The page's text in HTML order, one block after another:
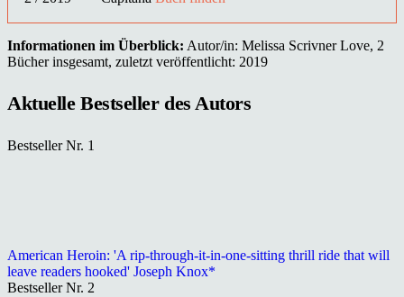
Informationen im Überblick: Autor/in: Melissa Scrivner Love, 2
Bücher insgesamt, zuletzt veröffentlicht: 2019
Aktuelle Bestseller des Autors
Bestseller Nr. 1
American Heroin: 'A rip-through-it-in-one-sitting thrill ride that will
leave readers hooked' Joseph Knox*
Bestseller Nr. 2